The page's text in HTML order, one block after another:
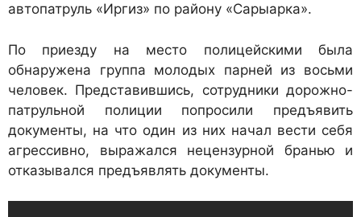
автопатруль «Иргиз» по району «Сарыарка».
По приезду на место полицейскими была
обнаружена группа молодых парней из восьми
человек. Представившись, сотрудники дорожно-
патрульной полиции попросили предъявить
документы, на что один из них начал вести себя
агрессивно, выражался нецензурной бранью и
отказывался предъявлять документы.